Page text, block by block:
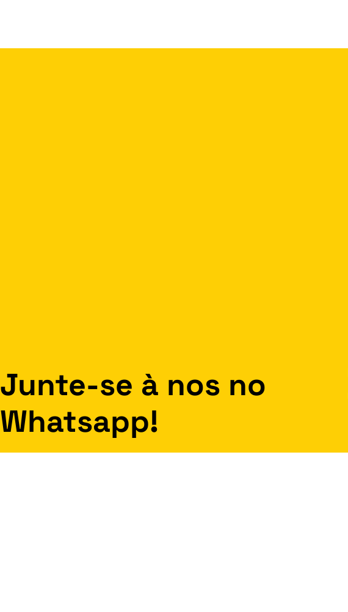
Junte-se à nos no
Whatsapp!